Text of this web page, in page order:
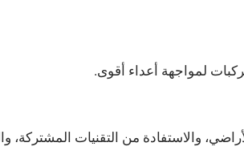
لمواجهة أعداء أقوى.
والاستفادة من التقنيات المشتركة،